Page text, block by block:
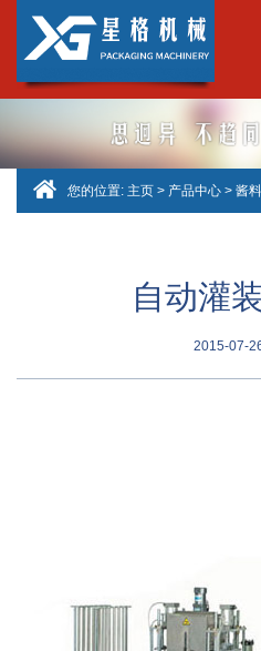
您的位置: 主页 > 产品中心 > 酱
自动灌
2015-07-